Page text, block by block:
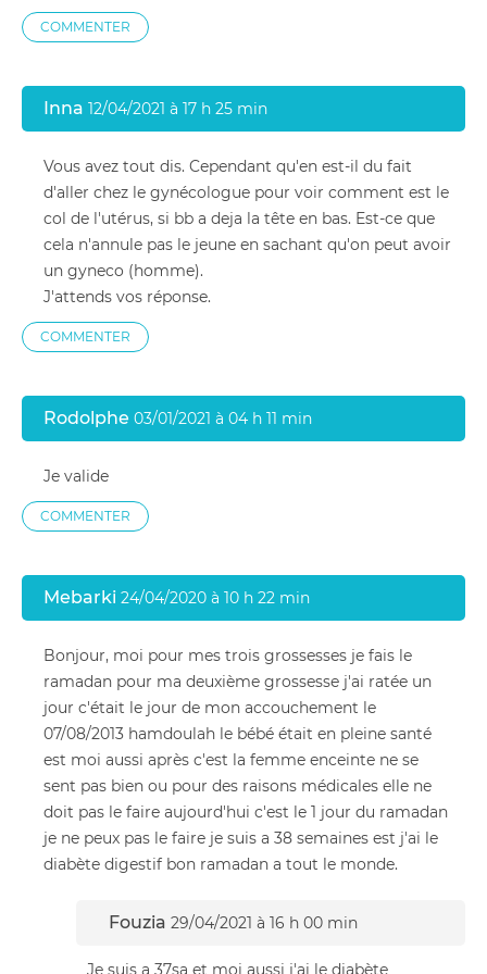
COMMENTER
Inna 12/04/2021 à 17 h 25 min
Vous avez tout dis. Cependant qu'en est-il du fait
d'aller chez le gynécologue pour voir comment est le
col de l'utérus, si bb a deja la tête en bas. Est-ce que
cela n'annule pas le jeune en sachant qu'on peut avoir
un gyneco (homme).
J'attends vos réponse.
COMMENTER
Rodolphe 03/01/2021 à 04 h 11 min
Je valide
COMMENTER
Mebarki 24/04/2020 à 10 h 22 min
Bonjour, moi pour mes trois grossesses je fais le
ramadan pour ma deuxième grossesse j'ai ratée un
jour c'était le jour de mon accouchement le
07/08/2013 hamdoulah le bébé était en pleine santé
est moi aussi après c'est la femme enceinte ne se
sent pas bien ou pour des raisons médicales elle ne
doit pas le faire aujourd'hui c'est le 1 jour du ramadan
je ne peux pas le faire je suis a 38 semaines est j'ai le
diabète digestif bon ramadan a tout le monde.
Fouzia 29/04/2021 à 16 h 00 min
Je suis a 37sa et moi aussi j'ai le diabète